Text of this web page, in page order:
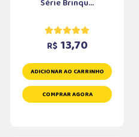
Série Brinqu...
R$ 13,70
ADICIONAR AO CARRINHO
COMPRAR AGORA